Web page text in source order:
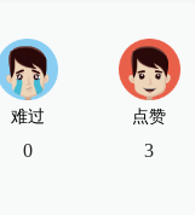
难过
0
点赞
3